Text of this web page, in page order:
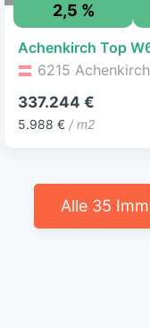
2,5 %
Achenkirch Top
6215
337.244 €
5.988 € / m2
Alle 35